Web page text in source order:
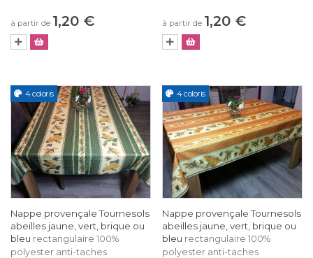
à partir de 1,20 € à partir de 1,20 €
4 coloris
Nappe provençale Tournesols
abeilles jaune, vert, brique ou
bleu rectangulaire 100%
polyester anti-taches
4 coloris
Nappe provençale Tournesols
abeilles jaune, vert, brique ou
bleu rectangulaire 100%
polyester anti-taches